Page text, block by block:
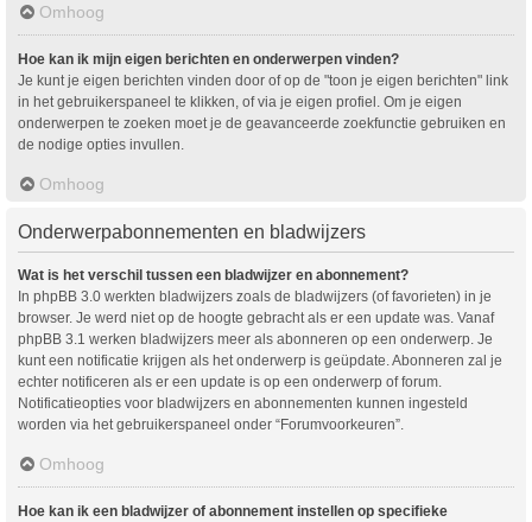
Omhoog
Hoe kan ik mijn eigen berichten en onderwerpen vinden?
Je kunt je eigen berichten vinden door of op de "toon je eigen berichten" link
in het gebruikerspaneel te klikken, of via je eigen profiel. Om je eigen
onderwerpen te zoeken moet je de geavanceerde zoekfunctie gebruiken en
de nodige opties invullen.
Omhoog
Onderwerpabonnementen en bladwijzers
Wat is het verschil tussen een bladwijzer en abonnement?
In phpBB 3.0 werkten bladwijzers zoals de bladwijzers (of favorieten) in je
browser. Je werd niet op de hoogte gebracht als er een update was. Vanaf
phpBB 3.1 werken bladwijzers meer als abonneren op een onderwerp. Je
kunt een notificatie krijgen als het onderwerp is geüpdate. Abonneren zal je
echter notificeren als er een update is op een onderwerp of forum.
Notificatieopties voor bladwijzers en abonnementen kunnen ingesteld
worden via het gebruikerspaneel onder “Forumvoorkeuren”.
Omhoog
Hoe kan ik een bladwijzer of abonnement instellen op specifieke